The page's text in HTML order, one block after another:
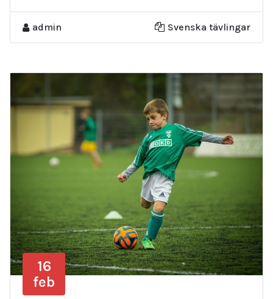
admin Svenska tävlingar
16
feb